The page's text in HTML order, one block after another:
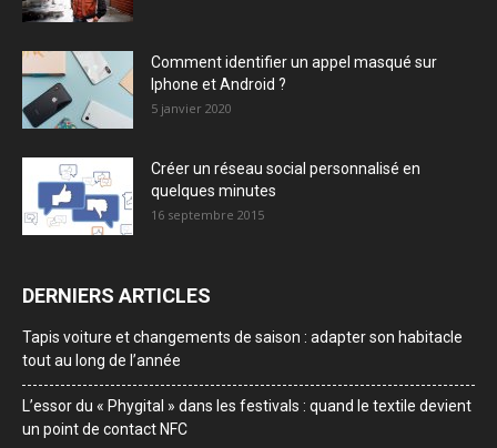
Comment identifier un appel masqué sur
Iphone et Android ?
5 janvier 2020
Créer un réseau social personnalisé en
quelques minutes
16 septembre 2015
DERNIERS ARTICLES
Tapis voiture et changements de saison : adapter son habitacle
tout au long de l’année
L’essor du « Phygital » dans les festivals : quand le textile devient
un point de contact NFC